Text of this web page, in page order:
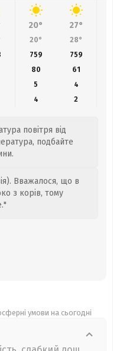
20° 27°
20° 28°
759 759
80 61
5
4
4 2
повітря від
подбайте
Вважалося, що в
з корів, тому
умови на сьогодні